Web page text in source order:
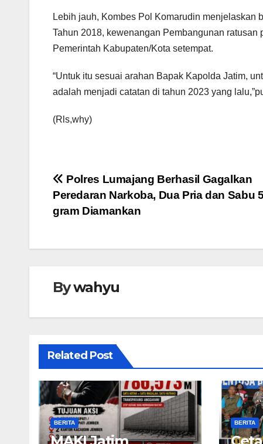
Lebih jauh, Kombes Pol Komarudin menjelaskan
Tahun 2018, kewenangan Pembangunan
Pemerintah Kabupaten/Kota setempat.
“Untuk itu sesuai arahan Bapak Kapolda Jatim,
adalah menjadi catatan di tahun 2023 yang
(Rls,why)
Navigasi
pos
Polres Lumajang Berhasil Gagalkan
Peredaran Narkoba, Dua Pria dan Sabu
gram Diamankan
Bywahyu
Related Post
BERITA
MAKI Jatim
BERITA